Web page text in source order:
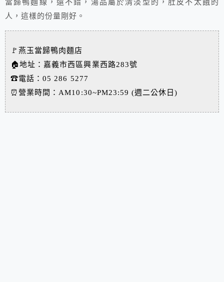
當歸鴨麵線，還不錯，湯品屬於清淡型的，肚皮不太餓的
人，這樣的份量剛好。
🚩燕玉當歸鴨肉麵店
🏠地址：嘉義市西區興業西路283號
☎電話：05 286 5277
⏰營業時間：AM10:30~PM23:59 (週二公休日)